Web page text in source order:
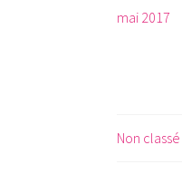
mai 2017
Non classé